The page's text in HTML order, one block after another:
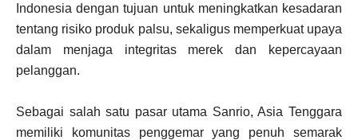
Indonesia dengan tujuan untuk meningkatkan kesadaran
tentang risiko produk palsu, sekaligus memperkuat upaya
dalam menjaga integritas merek dan kepercayaan
pelanggan.
Sebagai salah satu pasar utama Sanrio, Asia Tenggara
memiliki komunitas penggemar yang penuh semarak